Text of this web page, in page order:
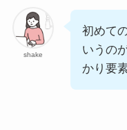
shake
初めて
いうの
かり要